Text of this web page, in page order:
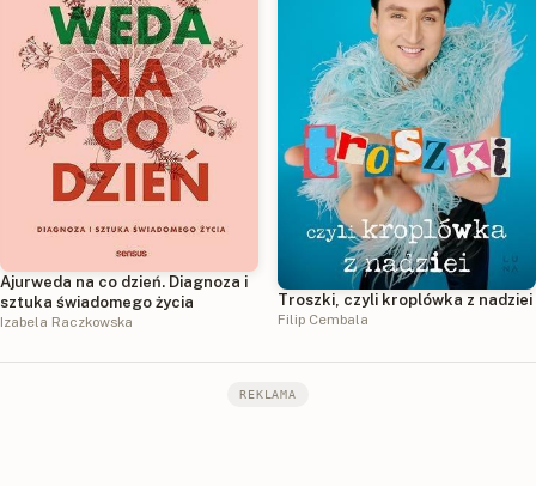
Ajurweda na co dzień. Diagnoza i
sztuka świadomego życia
Izabela Raczkowska
Troszki, czyli kroplówka z nadziei
Filip Cembala
REKLAMA